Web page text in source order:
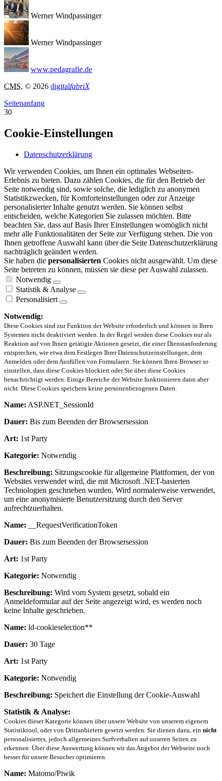
Werner Windpassinger
Werner Windpassinger
www.pedagrafie.de
CMS, © 2026 digitalfabriX
Seitenanfang
30
Cookie-Einstellungen
Datenschutzerklärung
Wir verwenden Cookies, um Ihnen ein optimales Webseiten-
Erlebnis zu bieten. Dazu zählen Cookies, die für den Betrieb der
Seite notwendig sind, sowie solche, die lediglich zu anonymen
Statistikzwecken, für Komforteinstellungen oder zur Anzeige
personalisierter Inhalte genutzt werden. Sie können selbst
entscheiden, welche Kategorien Sie zulassen möchten. Bitte
beachten Sie, dass auf Basis Ihrer Einstellungen womöglich nicht
mehr alle Funktionalitäten der Seite zur Verfügung stehen. Die von
Ihnen getroffene Auswahl kann über die Seite Datenschutzerklärung
nachträglich geändert werden.
Sie haben die personalisierten Cookies nicht ausgewählt. Um diese
Seite betreten zu können, müssen sie diese per Auswahl zulassen.
Notwendig
Statistik & Analyse
Personalisiert
Notwendig:
Diese Cookies sind zur Funktion der Website erforderlich und können in Ihren
Systemen nicht deaktiviert werden. In der Regel werden diese Cookies nur als
Reaktion auf von Ihnen getätigte Aktionen gesetzt, die einer Dienstanforderung
entsprechen, wie etwa dem Festlegen Ihrer Datenschutzeinstellungen, dem
Anmelden oder dem Ausfüllen von Formularen. Sie können Ihren Browser so
einstellen, dass diese Cookies blockiert oder Sie über diese Cookies
benachrichtigt werden. Einige Bereiche der Website funktionieren dann aber
nicht. Diese Cookies speichern keine personenbezogenen Daten.
Name: ASP.NET_SessionId
Dauer: Bis zum Beenden der Browsersession
Art: 1st Party
Kategorie: Notwendig
Beschreibung: Sitzungscookie für allgemeine Plattformen, der von
Websites verwendet wird, die mit Microsoft .NET-basierten
Technologien geschrieben wurden. Wird normalerweise verwendet,
um eine anonymisierte Benutzersitzung durch den Server
aufrechtzuerhalten.
Name: __RequestVerificationToken
Dauer: Bis zum Beenden der Browsersession
Art: 1st Party
Kategorie: Notwendig
Beschreibung: Wird vom System gesetzt, sobald ein
Anmeldeformular auf der Seite angezeigt wird, es werden noch
keine Inhalte geschrieben.
Name: ld-cookieselection**
Dauer: 30 Tage
Art: 1st Party
Kategorie: Notwendig
Beschreibung: Speichert die Einstellung der Cookie-Auswahl
Statistik & Analyse:
Cookies dieser Kategorie können über unsere Website von unserem eigenem
Statistiktool, oder von Drittanbietern gesetzt werden. Sie dienen dazu, ein nicht
personalisiertes, jedoch allgemeines Surfverhalten auf unseren Seiten zu
erkennen. Über diese Auswertung können wir das Angebot der Webseite noch
besser für unsere Besucher optimieren.
Name: Matomo/Piwik